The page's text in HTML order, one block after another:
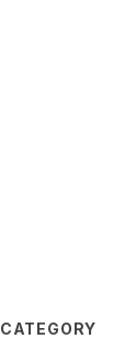
CATEGORY